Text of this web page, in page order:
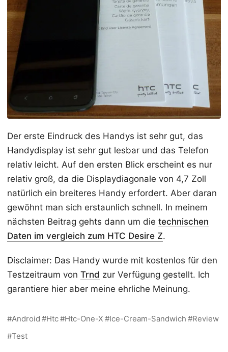
Der erste Eindruck des Handys ist sehr gut, das
Handydisplay ist sehr gut lesbar und das Telefon
relativ leicht. Auf den ersten Blick erscheint es nur
relativ groß, da die Displaydiagonale von 4,7 Zoll
natürlich ein breiteres Handy erfordert. Aber daran
gewöhnt man sich erstaunlich schnell. In meinem
nächsten Beitrag gehts dann um die technischen
Daten im vergleich zum HTC Desire Z.
Disclaimer: Das Handy wurde mit kostenlos für den
Testzeitraum von Trnd zur Verfügung gestellt. Ich
garantiere hier aber meine ehrliche Meinung.
Android Htc Htc-One-X Ice-Cream-Sandwich
Review
Test